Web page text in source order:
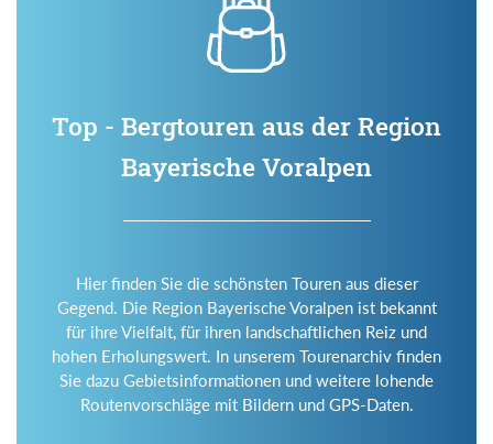
Top - Bergtouren aus der Region
Bayerische Voralpen
Hier finden Sie die schönsten Touren aus dieser
Gegend. Die Region Bayerische Voralpen ist bekannt
für ihre Vielfalt, für ihren landschaftlichen Reiz und
hohen Erholungswert. In unserem Tourenarchiv finden
Sie dazu Gebietsinformationen und weitere lohende
Routenvorschläge mit Bildern und GPS-Daten.